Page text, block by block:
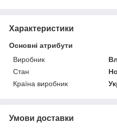
Характеристики
Основні атрибути
Виробник
Стан
Країна виробник
Умови доставки